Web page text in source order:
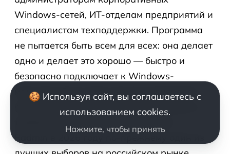
Windows-сетей, ИТ-отделам предприятий и
специалистам техподдержки. Программа
не пытается быть всем для всех: она делает
одно и делает это хорошо — быстро и
безопасно подключает к Windows-
машинам. Если парк техники однороден
(только Windows), сеть корпоративная, а
Radmin в 2026 году по-прежнему один из
🍪 Используя сайт, вы соглашаетесь с
использованием cookies.
Нажмите, чтобы принять